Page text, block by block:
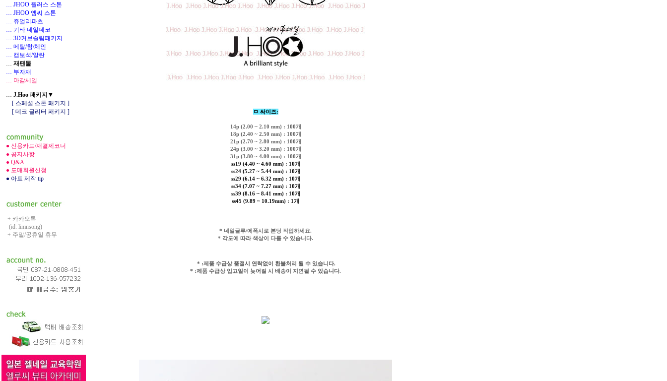
… JHOO 플러스 스톤
… JHOO 엠씨 스톤
… 쥬얼리파츠
… 기타 네일데코
… 3D커브슬림패키지
… 메탈/참/체인
… 캡보석/알란
… 재팬몰
… 부자재
… 마감세일
… J.Hoo 패키지▼
[ 스페셜 스톤 패키지 ]
[ 데코 글리터 패키지 ]
● 신용카드/재결제코너
● 공지사항
● Q&A
● 도매회원신청
● 아트 제작 tip
+ 카카오톡
(id: limnsong)
+ 주말/공휴일 휴무
ㅁ 싸이즈:
14p (2.00 ~ 2.10 mm) : 100개
18p (2.40 ~ 2.50 mm) : 100개
21p (2.70 ~ 2.80 mm) : 100개
24p (3.00 ~ 3.20 mm) : 100개
31p (3.80 ~ 4.00 mm) : 100개
ss19 (4.40 ~ 4.60 mm) : 10개
ss24 (5.27 ~ 5.44 mm) : 10개
ss29 (6.14 ~ 6.32 mm) : 10개
ss34 (7.07 ~ 7.27 mm) : 10개
ss39 (8.16 ~ 8.41 mm) : 10개
ss45 (9.89 ~ 10.19mm) : 1개
* 네일글루/에폭시로 본딩 작업하세요.
* 각도에 따라 색상이 다를 수 있습니다.
* :제품 수급상 품절시 연락없이 환불처리 될 수 있습니다.
* :제품 수급상 입고일이 늦어질 시 배송이 지연될 수 있습니다.